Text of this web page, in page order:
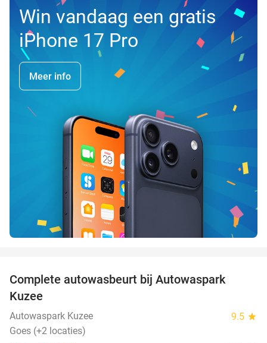
Win vandaag een gratis
iPhone 17 Pro
Meer info
Complete autowasbeurt bij Autowaspark
Kuzee
Autowaspark Kuzee 9.5 star
Goes (+2 locaties)